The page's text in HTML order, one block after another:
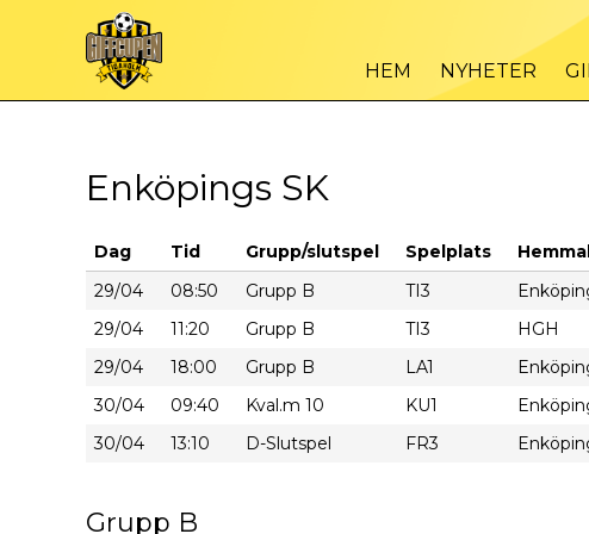
HEM NYHETER
Enköpings SK
Dag Tid Grupp/slutspel Spelplats
29/04
08:50 Grupp B TI3
29/04
11:20 Grupp B TI3 HGH
29/04
18:00 Grupp B LA1
30/04
09:40 Kval.m 10 KU1
30/04
13:10 D-Slutspel FR3
Grupp B